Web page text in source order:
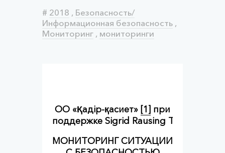
# 2018 , Безопасность/
Информационная безопасность ,
Мониторинг , мониторинги
ОО «Қадір-қасиет» [1] при
поддержке Sigrid Rausing Trust
МОНИТОРИНГ СИТУАЦИИ